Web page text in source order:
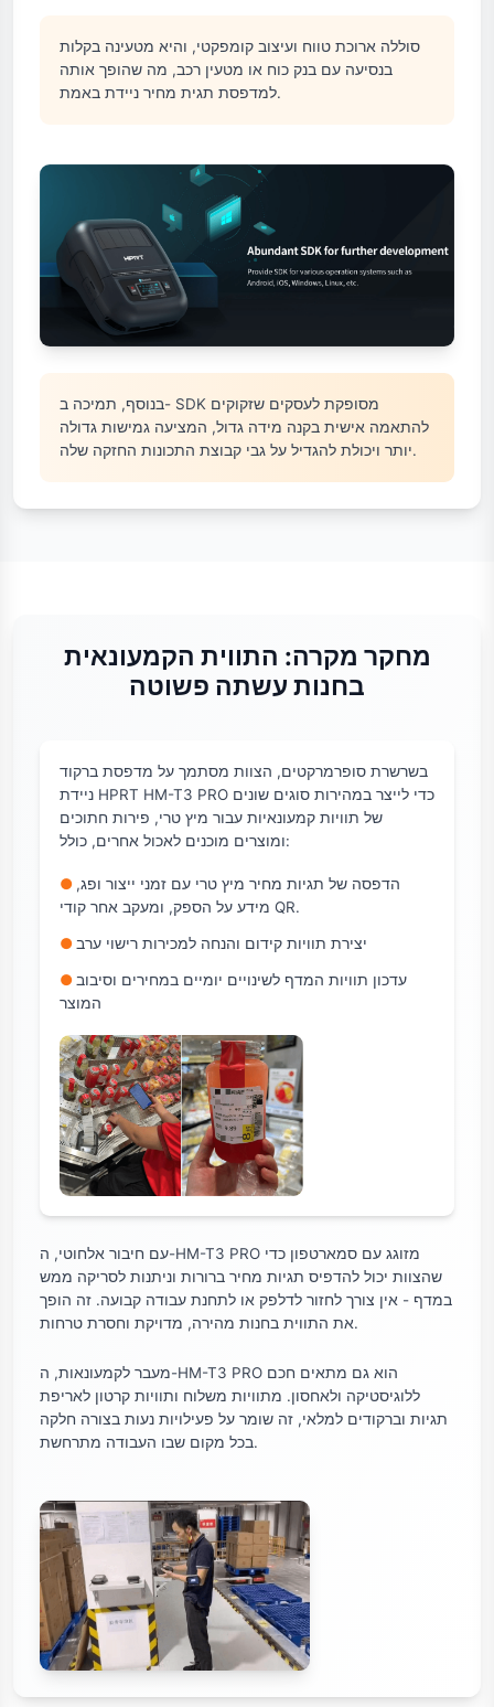
סוללה ארוכת טווח ועיצוב קומפקטי, והיא מטעינה בקלות
בנסיעה עם בנק כוח או מטעין רכב, מה שהופך אותה
למדפסת תגית מחיר ניידת באמת.
בנוסף, תמיכה ב- SDK מסופקת לעסקים שזקוקים
להתאמה אישית בקנה מידה גדול, המציעה גמישות גדולה
יותר ויכולת להגדיל על גבי קבוצת התכונות החזקה שלה.
מחקר מקרה: התווית הקמעונאית
בחנות עשתה פשוטה
בשרשרת סופרמרקטים, הצוות מסתמך על מדפסת ברקוד
ניידת HPRT HM-T3 PRO כדי לייצר במהירות סוגים שונים
של תוויות קמעונאיות עבור מיץ טרי, פירות חתוכים
ומוצרים מוכנים לאכול אחרים, כולל:
● הדפסה של תגיות מחיר מיץ טרי עם זמני ייצור ופג,
מידע על הספק, ומעקב אחר קודי QR.
●יצירת תוויות קידום והנחה למכירות רישוי ערב
●עדכון תוויות המדף לשינויים יומיים במחירים וסיבוב
המוצר
עם חיבור אלחוטי, ה-HM-T3 PRO מזוגג עם סמארטפון כדי
שהצוות יכול להדפיס תגיות מחיר ברורות וניתנות לסריקה ממש
במדף - אין צורך לחזור לדלפק או לתחנת עבודה קבועה. זה הופך
את התווית בחנות מהירה, מדויקת וחסרת טרחות.
מעבר לקמעונאות, ה-HM-T3 PRO הוא גם מתאים חכם
ללוגיסטיקה ולאחסון. מתוויות משלוח ותוויות קרטון לאריפת
תגיות וברקודים למלאי, זה שומר על פעילויות נעות בצורה חלקה
בכל מקום שבו העבודה מתרחשת.